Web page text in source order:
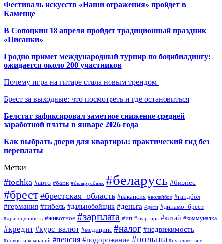
Фестиваль искусств «Наши отражения» пройдет в
Каменце
В Сопоцкин 18 апреля пройдет традиционный праздник
«Писанки»
Гродно примет международный турнир по бодибилдингу:
ожидается около 200 участников
Почему игра на гитаре стала новым трендом
Брест за выходные: что посмотреть и где остановиться
Белстат зафиксировал заметное снижение средней
заработной платы в январе 2026 года
Как выбрать двери для квартиры: практический гид без
переплаты
Метки
#tochka #авто #банк #беларусбанк #беларусь #бизнес
#брест #брестская_область #вакансия #волейбол #гандбол
#германия #гибель #дальнобойщик #деньга #дети #динамо_брест
#драгоценность #животное #зарплата #ип #квартира #китай #коммуналка
#кредит #курс_валют #медицина #налог #недвижимость
#новости компаний #пенсия #подорожание #польша #путешествие